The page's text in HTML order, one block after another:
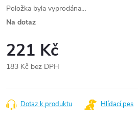
Položka byla vyprodána…
Na dotaz
221 Kč
183 Kč bez DPH
cena:
Dotaz k produktu Hlídací pes